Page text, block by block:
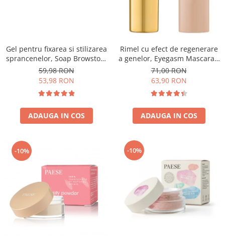
Gel pentru fixarea si stilizarea
sprancenelor, Soap Browstory
- 8g
59,98 RON
53,98 RON
ADAUGA IN COS
Rimel cu efect de regenerare
a genelor, Eyegasm Mascara -
8ml
71,00 RON
63,90 RON
ADAUGA IN COS
-10% -10%